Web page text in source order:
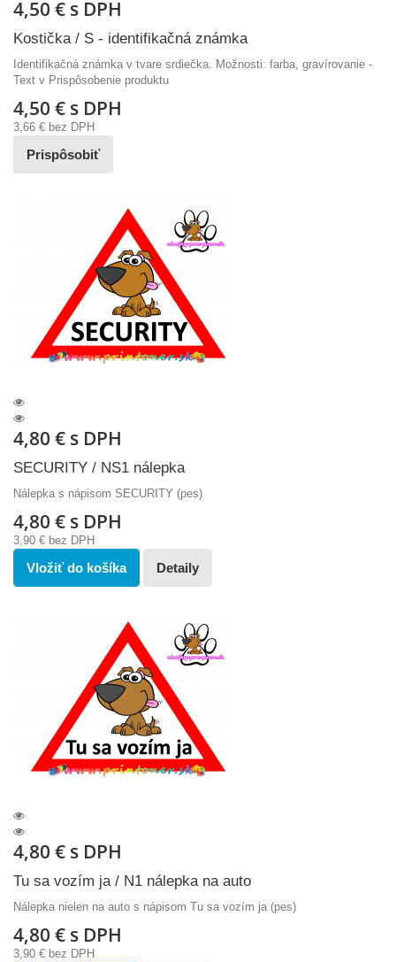
4,50 € s DPH
Kostička / S - identifikačná známka
Identifikačná známka v tvare srdiečka. Možnosti: farba, gravírovanie -
Text v Prispôsobenie produktu
4,50 € s DPH
3,66 € bez DPH
Prispôsobiť
4,80 € s DPH
SECURITY / NS1 nálepka
Nálepka s nápisom SECURITY (pes)
4,80 € s DPH
3,90 € bez DPH
Vložiť do košíka Detaily
4,80 € s DPH
Tu sa vozím ja / N1 nálepka na auto
Nálepka nielen na auto s nápisom Tu sa vozím ja (pes)
4,80 € s DPH
3,90 € bez DPH